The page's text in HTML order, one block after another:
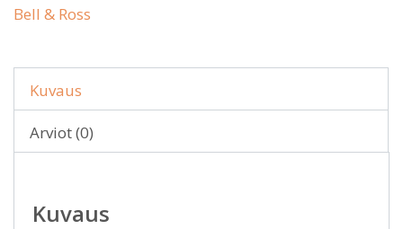
Bell & Ross
Kuvaus
Arviot (0)
Kuvaus